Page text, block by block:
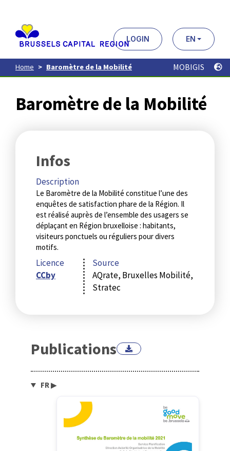
contenu
principal
LOGIN EN
Home Baromètre de la Mobilité MOBIGIS
Baromètre de la Mobilité
Infos
Description
Le Baromètre de la Mobilité constitue l’une des
enquêtes de satisfaction phare de la Région. Il
est réalisé auprès de l’ensemble des usagers se
déplaçant en Région bruxelloise : habitants,
visiteurs ponctuels ou réguliers pour divers
motifs.
Licence
CCby
Source
AQrate, Bruxelles Mobilité,
Stratec
Publications
FR▶